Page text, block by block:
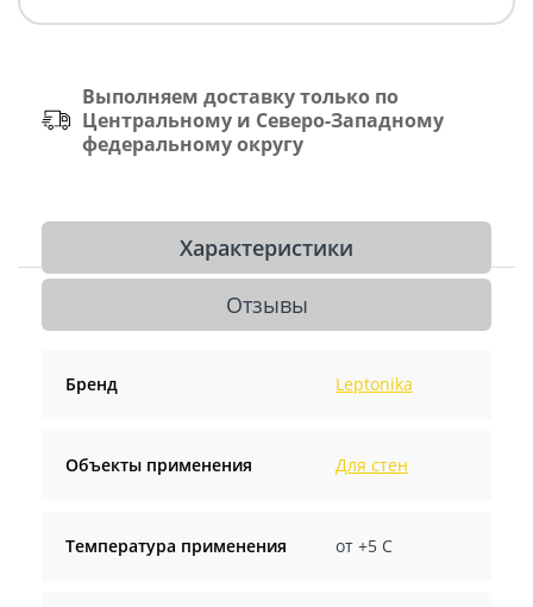
Выполняем доставку только по
Центральному и Северо-Западному
федеральному округу
Характеристики
Отзывы
Бренд Leptonika
Объекты применения Для стен
Температура применения от +5 C